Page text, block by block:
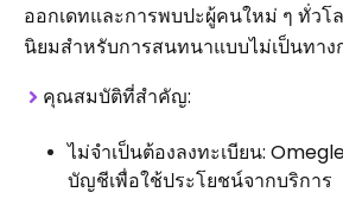
ออกเดทและการพบปะผู้คนใหม่ ๆ ทั่วโ
นิยมสำหรับการสนทนาแบบไม่เป็นทาง
คุณสมบัติที่สำคัญ:
ไม่จำเป็นต้องลงทะเบียน:
บัญชีเพื่อใช้ประโยชน์จากบริการ